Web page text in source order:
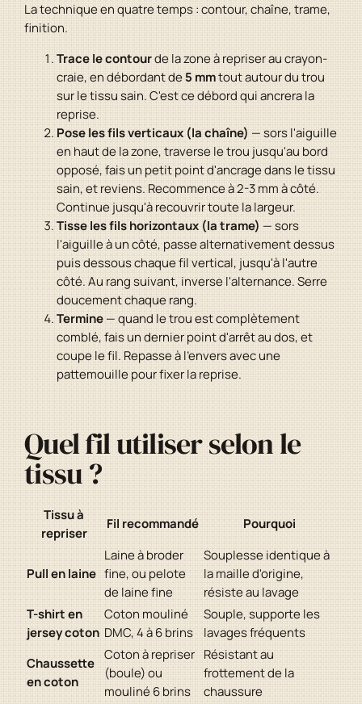
La technique en quatre temps : contour, chaîne, trame,
finition.
Trace le contourde la zone à repriser au crayon-
craie, en débordant de5 mmtout autour du trou
sur le tissu sain. C'est ce débord qui ancrera la
reprise.
Pose les fils verticaux (la chaîne) — sors l'aiguille
en haut de la zone, traverse le trou jusqu'au bord
opposé, fais un petit point d'ancrage dans le tissu
sain, et reviens. Recommence à 2-3 mm à côté.
Continue jusqu'à recouvrir toute la largeur.
Tisse les fils horizontaux (la trame) — sors
l'aiguille à un côté, passe alternativement dessus
puis dessous chaque fil vertical, jusqu'à l'autre
côté. Au rang suivant, inverse l'alternance. Serre
doucement chaque rang.
Termine— quand le trou est complètement
comblé, fais un dernier point d'arrêt au dos, et
coupe le fil. Repasse à l'envers avec une
pattemouille pour fixer la reprise.
Quel fil utiliser selon le
tissu ?
Tissu à
repriser
Fil recommandé Pourquoi
Pull en laine
Laine à broder
fine, ou pelote
de laine fine
Souplesse identique à
la maille d'origine,
résiste au lavage
T-shirt en
jersey coton
Coton mouliné
DMC, 4 à 6 brins
Souple, supporte les
lavages fréquents
Chaussette
en coton
Coton à repriser
(boule) ou
mouliné 6 brins
Résistant au
frottement de la
chaussure